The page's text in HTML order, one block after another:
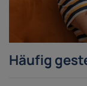
Häufig